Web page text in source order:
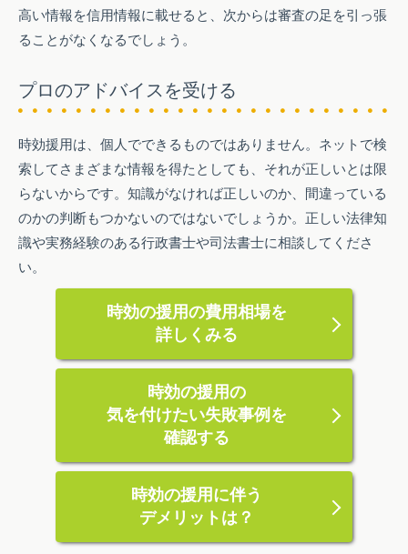
高い情報を信用情報に載せると、次からは審査の足を引っ張
ることがなくなるでしょう。
プロのアドバイスを受ける
時効援用は、個人でできるものではありません。ネットで検
索してさまざまな情報を得たとしても、それが正しいとは限
らないからです。知識がなければ正しいのか、間違っている
のかの判断もつかないのではないでしょうか。正しい法律知
識や実務経験のある行政書士や司法書士に相談してくださ
い。
時効の援用の費用相場を
詳しくみる
時効の援用の
気を付けたい失敗事例を
確認する
時効の援用に伴う
デメリットは？